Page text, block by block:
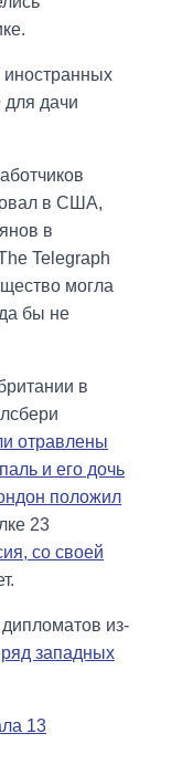
иностранных
дачи
в США,
в
Telegraph
могла
бы не
в
отравлены
и его дочь
положил
23
со своей
из-
западных
13